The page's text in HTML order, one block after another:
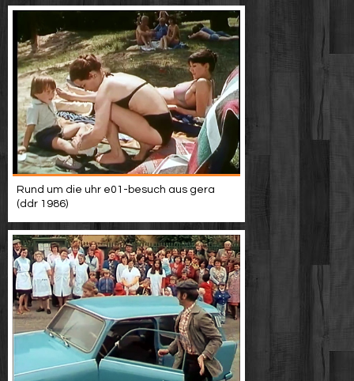
Rund um die uhr e01-besuch aus gera
(ddr 1986)